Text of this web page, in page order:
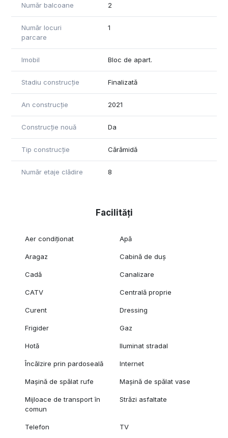
Număr balcoane 2
Număr locuri
parcare
1
Imobil Bloc de apart.
Stadiu construcție Finalizată
An construcție 2021
Construcție nouă Da
Tip construcție Cărămidă
Număr etaje clădire 8
Facilități
Aer condiționat Apă
Aragaz Cabină de duș
Cadă Canalizare
CATV Centrală proprie
Curent Dressing
Frigider Gaz
Hotă Iluminat stradal
Încălzire prin pardoseală Internet
Mașină de spălat rufe Mașină de spălat vase
Mijloace de transport în
comun
Străzi asfaltate
Telefon TV